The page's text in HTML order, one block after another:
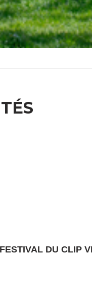
DU CLIP